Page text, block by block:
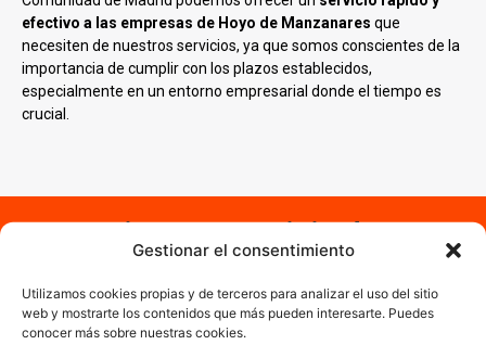
Gestionar el consentimiento
Utilizamos cookies propias y de terceros para analizar el uso del sitio
web y mostrarte los contenidos que más pueden interesarte. Puedes
conocer más sobre nuestras cookies.
efectivo a las empresas de Hoyo de Manzanares que
necesiten de nuestros servicios, ya que somos conscientes de la
importancia de cumplir con los plazos establecidos,
especialmente en un entorno empresarial donde el tiempo es
crucial.
¿Necesitas un servicio de
impresión digital en Hoyo de
Manzanares?